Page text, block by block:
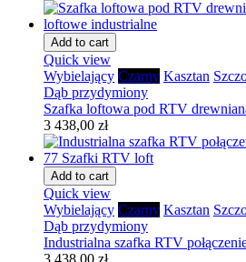
Add to cart
Quick view
Wybielający Czarny Kasztan
Dąb przydymiony
Szafka loftowa pod RTV
3 438,00 zł
Add to cart
Quick view
Wybielający Czarny Kasztan
Dąb przydymiony
Industrialna szafka RTV
3 438,00 zł